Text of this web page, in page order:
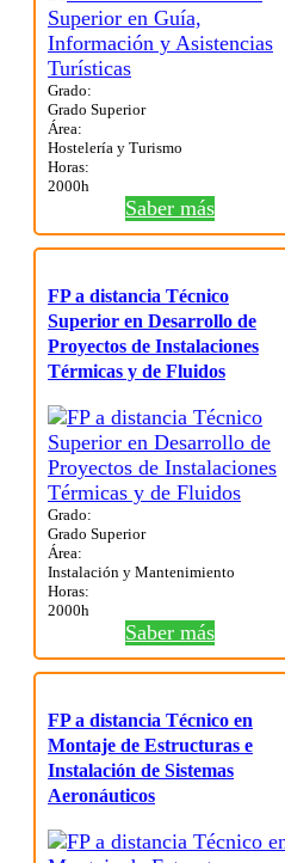
Grado:
Grado Superior
Área:
Hostelería y Turismo
Horas:
2000h
Saber más
FP a distancia Técnico
Superior en Desarrollo de
Proyectos de Instalaciones
Térmicas y de Fluidos
Grado:
Grado Superior
Área:
Instalación y Mantenimiento
Horas:
2000h
Saber más
FP a distancia Técnico en
Montaje de Estructuras e
Instalación de Sistemas
Aeronáuticos